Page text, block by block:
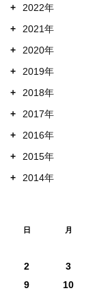
+
2022年
+
2021年
+
2020年
+
2019年
+
2018年
+
2017年
+
2016年
+
2015年
+
2014年
日 月
2
3
9
10